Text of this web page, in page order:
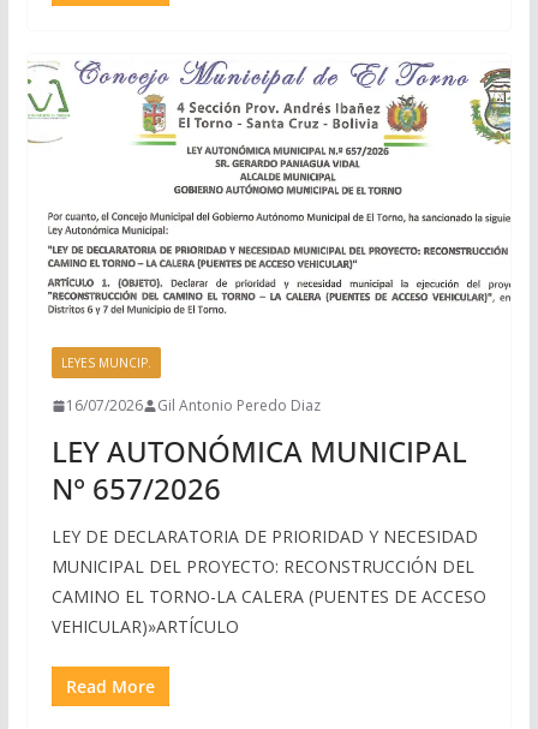
LEYES MUNCIP.
16/07/2026 Gil Antonio Peredo Diaz
LEY AUTONÓMICA MUNICIPAL
N° 657/2026
LEY DE DECLARATORIA DE PRIORIDAD Y NECESIDAD
MUNICIPAL DEL PROYECTO: RECONSTRUCCIÓN DEL
CAMINO EL TORNO-LA CALERA (PUENTES DE ACCESO
VEHICULAR)»ARTÍCULO
Read More